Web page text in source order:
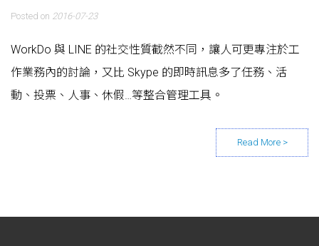
Posted on 2016-07-23
WorkDo 與 LINE 的社交性質截然不同，讓人可更專注於工
作業務內的討論，又比 Skype 的即時訊息多了任務、活
動、投票、人事、休假…等整合管理工具。
Posts navigation